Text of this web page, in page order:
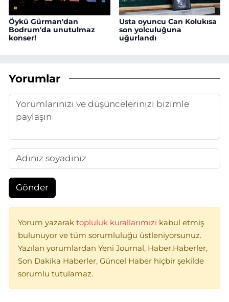
Öykü Gürman'dan
Bodrum'da unutulmaz
konser!
Usta oyuncu Can Kolukısa
son yolculuğuna
uğurlandı
Yorumlar
Gönder
Yorum yazarak topluluk kurallarımızı kabul etmiş
bulunuyor ve tüm sorumluluğu üstleniyorsunuz.
Yazılan yorumlardan Yeni Journal, Haber,Haberler,
Son Dakika Haberler, Güncel Haber hiçbir şekilde
sorumlu tutulamaz.